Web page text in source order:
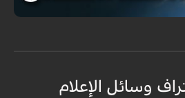
وسائل الإعلام